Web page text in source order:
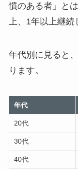
慣のある者」と
上、1年以上継
年代別に見ると
ります。
年代
20代
30代
40代